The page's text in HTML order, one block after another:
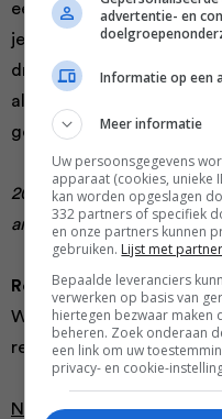
een wijnbar en zelfs een
je kunt zitten en
drankjes en hapjes
allerbeste opties aan
gegarandeerd je ogen uit.
200 5th Avenue, Flatiron
andere locaties)
Recepten:
Wil je alvast in de
recepten waarbij je je
New York cheesecake
advertentie- en
Informatie op een
Meer informatie
Uw persoonsgegevens
apparaat (cookies, unieke
kan worden opgeslagen
332 partners of specifiek
en onze partners kunnen
gebruiken. Lijst met
Bepaalde leveranciers
verwerken op basis van
hiertegen bezwaar
beheren. Zoek onderaan
een link om uw
privacy- en cookie-